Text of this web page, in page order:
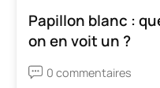
Papillon blanc :
on en voit un ?
0 commentaires